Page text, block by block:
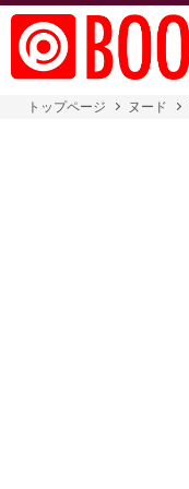
トップページ ヌード